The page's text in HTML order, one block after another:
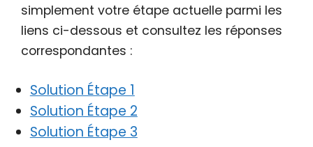
simplement votre étape actuelle parmi les
liens ci-dessous et consultez les réponses
correspondantes :
Solution Étape 1
Solution Étape 2
Solution Étape 3